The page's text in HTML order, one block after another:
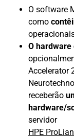
O software
como
O
Accelerator
receberão
hardware/
servidor
HPE